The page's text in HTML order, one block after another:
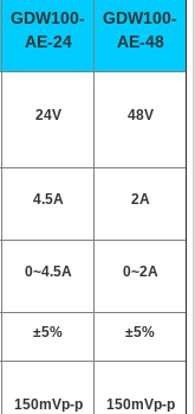
GDW100-
AE-24
GDW100-
AE-48
24V 48V
4.5A 2A
0~4.5A 0~2A
±5% ±5%
150mVp-p 150mVp-p